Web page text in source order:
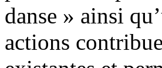
danse » ainsi
actions